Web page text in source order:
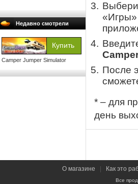
Недавно смотрели
Camper Jumper Simulator
После
* – для
день
О магазине Как это
Все